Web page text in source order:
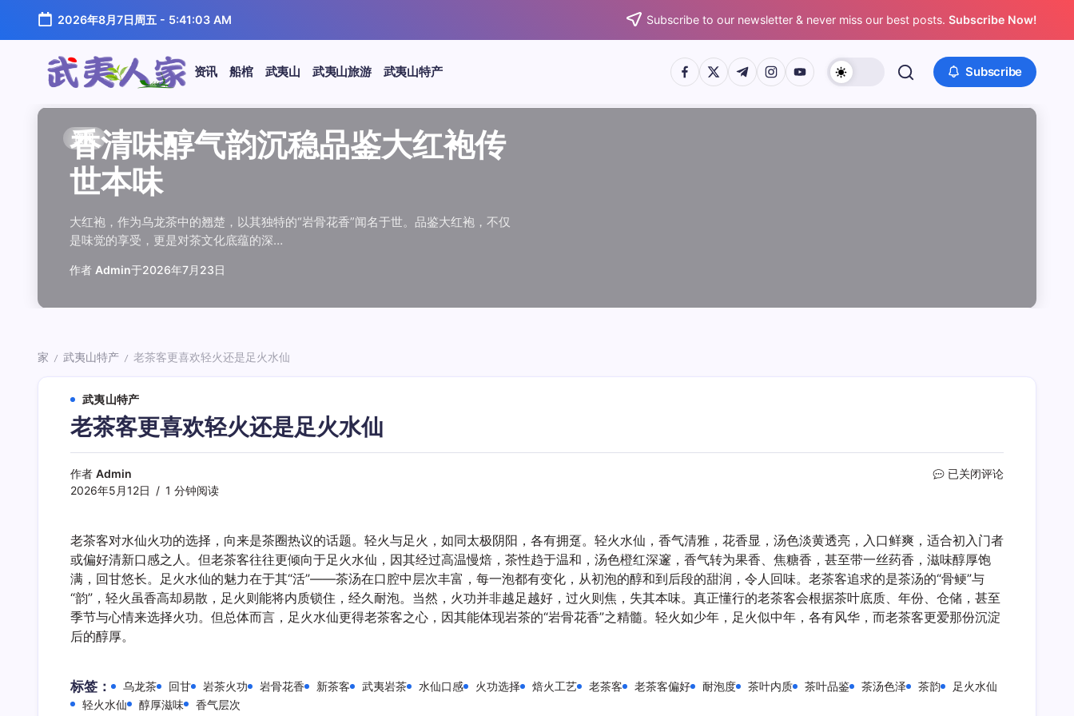
正
2026年8月7日周五- 5:41:03 AM Subscribe to our newsletter & never miss our best posts. Subscribe Now!
武
夷
资讯 船棺 武夷山 武夷山旅游 武夷山特产 https://www.facebook.com/
https://twitter.com/
https://t.me/
https://www.instagram.com/
https://youtube.com/ Subscribe
资讯
闲煮岩茶慢时光细品肉桂水仙大
红袍雅韵
在喧嚣的都市生活中，寻一处静谧，煮一壶岩茶，让时光慢下来。岩茶，产自福建武
夷山，因生长在岩石缝隙中而得名，其独…
作者 Admin于2026年7月24日
资讯
香清味醇气韵沉稳品鉴大红袍传
世本味
大红袍，作为乌龙茶中的翘楚，以其独特的“岩骨花香”闻名于世。品鉴大红袍，不仅
是味觉的享受，更是对茶文化底蕴的深…
作者 Admin于2026年7月23日
资讯
汤水顺滑底蕴绵长品鉴武夷水仙
温润质感
武夷水仙，作为乌龙茶中的经典品种，以其汤水顺滑、底蕴绵长而备受茶客青睐。品
鉴这款茶，仿佛在品味一段悠长的岁月，…
作者 Admin于2026年7月22日
资讯
唇齿留香久久不散品鉴武夷肉桂
独特魅力
武夷岩茶，素有“岩骨花香”之誉，而肉桂更是其中翘楚。其名源于香叶似肉桂，更因
其茶汤入口后，唇齿留香久久不散，令…
作者 Admin于2026年7月21日
资讯
岩韵浓淡各不同三款经典岩茶对
比品鉴
岩茶，作为乌龙茶中的瑰宝，以其独特的“岩韵”闻名于世。所谓岩韵，是茶叶在武夷
山丹霞地貌中吸收岩石矿物精华后形成…
作者 Admin于2026年7月20日
资讯
观汤色赏叶底全面品鉴肉桂水仙
大红袍
品鉴武夷岩茶，观汤色与赏叶底是关键环节。肉桂、水仙、大红袍作为岩茶代表，其
汤色与叶底各具特色，折射出工艺与山场…
作者 Admin于2026年7月19日
资讯
闲煮岩茶慢时光细品肉桂水仙大
红袍雅韵
在喧嚣的都市生活中，寻一处静谧，煮一壶岩茶，让时光慢下来。岩茶，产自福建武
夷山，因生长在岩石缝隙中而得名，其独…
作者 Admin于2026年7月24日
资讯
香清味醇气韵沉稳品鉴大红袍传
世本味
大红袍，作为乌龙茶中的翘楚，以其独特的“岩骨花香”闻名于世。品鉴大红袍，不仅
是味觉的享受，更是对茶文化底蕴的深…
作者 Admin于2026年7月23日
资讯汤水顺滑底蕴绵长品鉴武夷水仙
温润质感
武夷水仙，作为乌龙茶中的经典品种，以其汤水顺滑、底蕴绵长而备受茶客青睐。品
鉴这款茶，仿佛在品味一段悠长的岁月，…
Admin于2026年7月22日
资讯唇齿留香久久不散品鉴武夷肉桂
独特魅力
武夷岩茶，素有“岩骨花香”之誉，而肉桂更是其中翘楚。其名源于香叶似肉桂，更因
其茶汤入口后，唇齿留香久久不散，令…
Admin于2026年7月21日
资讯岩韵浓淡各不同三款经典岩茶对
比品鉴
岩茶，作为乌龙茶中的瑰宝，以其独特的“岩韵”闻名于世。所谓岩韵，是茶叶在武夷
山丹霞地貌中吸收岩石矿物精华后形成…
Admin于2026年7月20日
资讯观汤色赏叶底全面品鉴肉桂水仙
大红袍
品鉴武夷岩茶，观汤色与赏叶底是关键环节。肉桂、水仙、大红袍作为岩茶代表，其
汤色与叶底各具特色，折射出工艺与山场…
Admin于2026年7月19日
资讯闲煮岩茶慢时光细品肉桂水仙大
红袍雅韵
在喧嚣的都市生活中，寻一处静谧，煮一壶岩茶，让时光慢下来。岩茶，产自福建武
夷山，因生长在岩石缝隙中而得名，其独…
Admin于2026年7月24日
资讯香清味醇气韵沉稳品鉴大红袍传
世本味
大红袍，作为乌龙茶中的翘楚，以其独特的“岩骨花香”闻名于世。品鉴大红袍，不仅
是味觉的享受，更是对茶文化底蕴的深…
Admin于2026年7月23日
资讯汤水顺滑底蕴绵长品鉴武夷水仙
温润质感
武夷水仙，作为乌龙茶中的经典品种，以其汤水顺滑、底蕴绵长而备受茶客青睐。品
鉴这款茶，仿佛在品味一段悠长的岁月，…
Admin于2026年7月22日
资讯唇齿留香久久不散品鉴武夷肉桂
独特魅力
武夷岩茶，素有“岩骨花香”之誉，而肉桂更是其中翘楚。其名源于香叶似肉桂，更因
其茶汤入口后，唇齿留香久久不散，令…
Admin于2026年7月21日
资讯岩韵浓淡各不同三款经典岩茶对
比品鉴
岩茶，作为乌龙茶中的瑰宝，以其独特的“岩韵”闻名于世。所谓岩韵，是茶叶在武夷
山丹霞地貌中吸收岩石矿物精华后形成…
Admin于2026年7月20日
资讯观汤色赏叶底全面品鉴肉桂水仙
大红袍
品鉴武夷岩茶，观汤色与赏叶底是关键环节。肉桂、水仙、大红袍作为岩茶代表，其
汤色与叶底各具特色，折射出工艺与山场…
Admin于2026年7月19日
家 / 武夷山特产 / 老茶客更喜欢轻火还是足火水仙
武夷山特产
老茶客更喜欢轻火还是足火水仙
作者 Admin
2026年5月12日
1 分钟阅读
老
喜
欢
轻
火
还
是
仙
已关闭评论
老茶客对水仙火功的选择，向来是茶圈热议的话题。轻火与足火，如同太极阴阳，各有拥趸。轻火水仙，香气清雅，花香显，汤色淡黄透亮，入口鲜爽，适合初入门者
或偏好清新口感之人。但老茶客往往更倾向于足火水仙，因其经过高温慢焙，茶性趋于温和，汤色橙红深邃，香气转为果香、焦糖香，甚至带一丝药香，滋味醇厚饱
满，回甘悠长。足火水仙的魅力在于其“活”——茶汤在口腔中层次丰富，每一泡都有变化，从初泡的醇和到后段的甜润，令人回味。老茶客追求的是茶汤的“骨鲠”与
“韵”，轻火虽香高却易散，足火则能将内质锁住，经久耐泡。当然，火功并非越足越好，过火则焦，失其本味。真正懂行的老茶客会根据茶叶底质、年份、仓储，甚至
季节与心情来选择火功。但总体而言，足火水仙更得老茶客之心，因其能体现岩茶的“岩骨花香”之精髓。轻火如少年，足火似中年，各有风华，而老茶客更爱那份沉淀
后的醇厚。
标签： 乌龙茶 回甘 岩茶火功 岩骨花香 新茶客 武夷岩茶 水仙口感 火功选择 焙火工艺 老茶客 老茶客偏好 耐泡度 茶叶内质 茶叶品鉴 茶汤色泽 茶韵
足火水仙
轻火水仙
醇厚滋味 香气层次